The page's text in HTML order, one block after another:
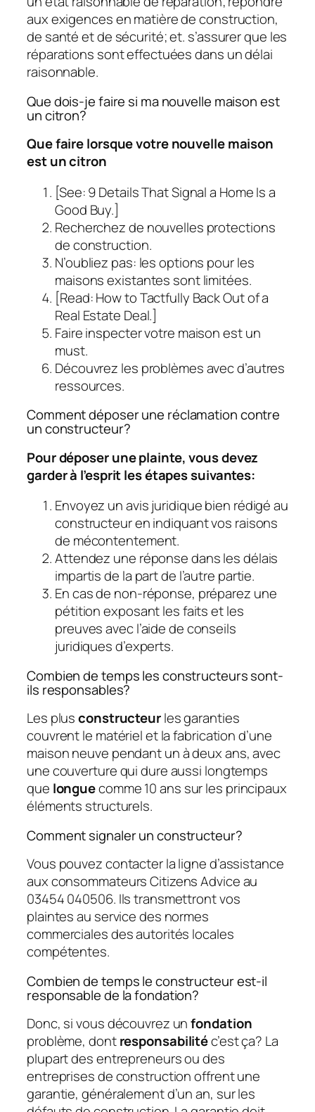
aux exigences en matière de construction,
de santé et de sécurité; et. s’assurer que les
réparations sont effectuées dans un délai
raisonnable.
Que dois-je faire si ma nouvelle maison est
un citron?
Que faire lorsque votre nouvelle maison
est un citron
[See: 9 Details That Signal a Home Is a
Good Buy.]
Recherchez de nouvelles protections
de construction.
N’oubliez pas: les options pour les
maisons existantes sont limitées.
[Read: How to Tactfully Back Out of a
Real Estate Deal.]
Faire inspecter votre maison est un
must.
Découvrez les problèmes avec d’autres
ressources.
Comment déposer une réclamation contre
un constructeur?
Pour déposer une plainte, vous devez
garder à l’esprit les étapes suivantes:
Envoyez un avis juridique bien rédigé au
constructeur en indiquant vos raisons
de mécontentement.
Attendez une réponse dans les délais
impartis de la part de l’autre partie.
En cas de non-réponse, préparez une
pétition exposant les faits et les
preuves avec l’aide de conseils
juridiques d’experts.
Combien de temps les constructeurs sont-
ils responsables?
Les plusconstructeurles garanties
couvrent le matériel et la fabrication d’une
maison neuve pendant un à deux ans, avec
une couverture qui dure aussi longtemps
que longuecomme 10 ans sur les principaux
éléments structurels.
Comment signaler un constructeur?
Vous pouvez contacter la ligne d’assistance
aux consommateurs Citizens Advice au
03454 040506. Ils transmettront vos
plaintes au service des normes
commerciales des autorités locales
compétentes.
Combien de temps le constructeur est-il
responsable de la fondation?
Donc, si vous découvrez unfondation
problème, dontresponsabilitéc’est ça? La
plupart des entrepreneurs ou des
entreprises de construction offrent une
garantie, généralement d’un an, sur les